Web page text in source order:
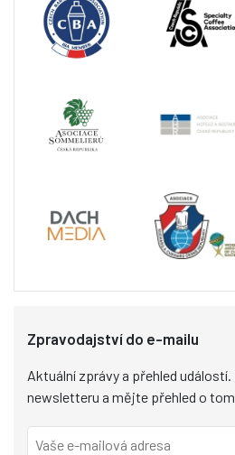
Zpravodajství do e-mailu
Aktuální zprávy a přehled
newsletteru a mějte přehled o